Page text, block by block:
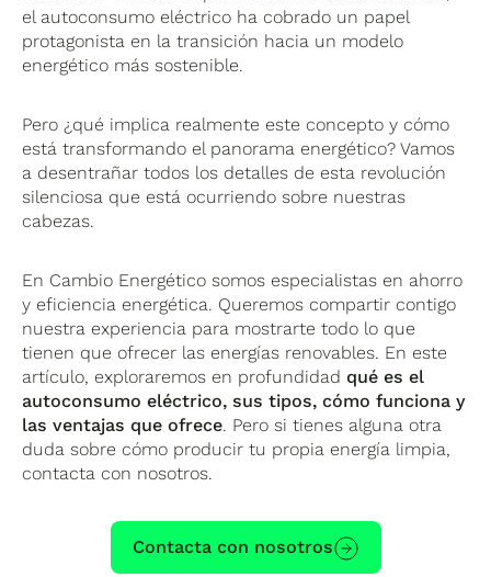
el autoconsumo eléctrico ha cobrado un papel
protagonista en la transición hacia un modelo
energético más sostenible.
Pero ¿qué implica realmente este concepto y cómo
está transformando el panorama energético? Vamos
a desentrañar todos los detalles de esta revolución
silenciosa que está ocurriendo sobre nuestras
cabezas.
En Cambio Energético somos especialistas en ahorro
y eficiencia energética. Queremos compartir contigo
nuestra experiencia para mostrarte todo lo que
tienen que ofrecer las energías renovables. En este
artículo, exploraremos en profundidad qué es el
autoconsumo eléctrico, sus tipos, cómo funciona y
las ventajas que ofrece. Pero si tienes alguna otra
duda sobre cómo producir tu propia energía limpia,
contacta con nosotros.
Contacta con nosotros